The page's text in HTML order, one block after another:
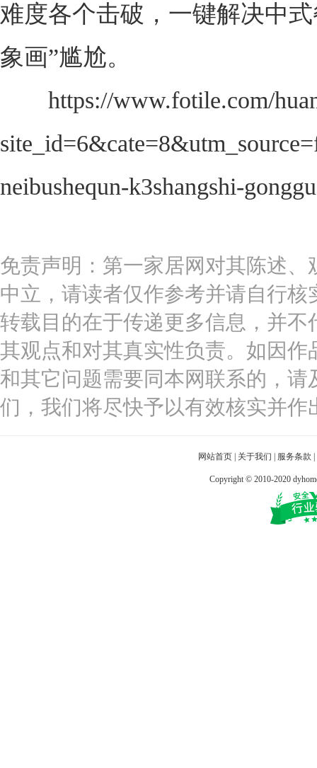
难度各个击破，一键解决中
象画”尴尬。
https://www.fotile.com/
neibushequn-k3shangshi-
免责声明：第一家居网对其陈述、
中立，请读者仅作参考并请自行核
转载目的在于传递更多信息，并不
其观点和对其真实性负责。如因作
和其它问题需要同本网联系的，请
们，我们将尽快予以有效核实并作
网站首页 关于我们 服务条款
Copyright © 2010-2020